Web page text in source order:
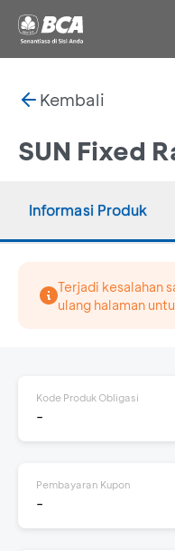
Kembali
SUN Fixed
Informasi Produk
Terjadi kesalahan
ulang halaman
Kode Produk Obligasi
-
Pembayaran Kupon
-